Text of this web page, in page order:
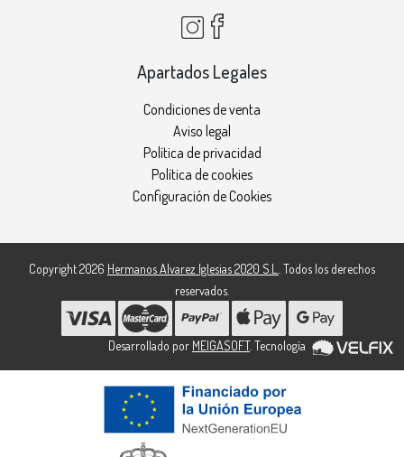
Apartados Legales
Condiciones de venta
Aviso legal
Política de privacidad
Política de cookies
Configuración de Cookies
Copyright 2026 Hermanos Alvarez Iglesias 2020 S.L.. Todos los derechos
reservados.
Desarrollado por MEIGASOFT. Tecnología